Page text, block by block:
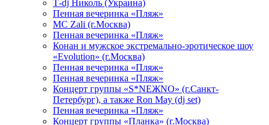
Т-dj Николь (Украина)
Пенная вечеринка «Пляж»
МС Zali (г.Москва)
Пенная вечеринка «Пляж»
Конан и мужское экстремально-эротическое шоу
«Evolution» (г.Москва)
Пенная вечеринка «Пляж»
Пенная вечеринка «Пляж»
Концерт группы «S*NEЖNO» (г.Санкт-
Петербург), а также Ron May (dj set)
Пенная вечеринка «Пляж»
Концерт группы «Планка» (г.Москва)